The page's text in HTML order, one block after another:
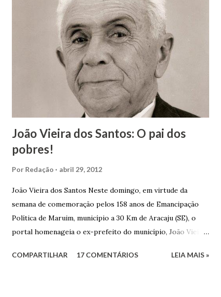
João Vieira dos Santos: O pai dos
pobres!
Por Redação abril 29, 2012
João Vieira dos Santos Neste domingo, em virtude da
semana de comemoração pelos 158 anos de Emancipação
Política de Maruim, município a 30 Km de Aracaju (SE), o
portal homenageia o ex-prefeito do município, João Vieira
Vieira dos Santos e Arlinda Barroso dos Santos, nasceu em
COMPARTILHAR 17 COMENTÁRIOS LEIA MAIS »